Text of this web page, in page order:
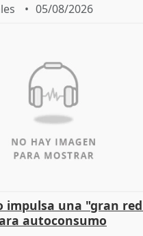
05/08/2026
impulsa una "gran
autoconsumo